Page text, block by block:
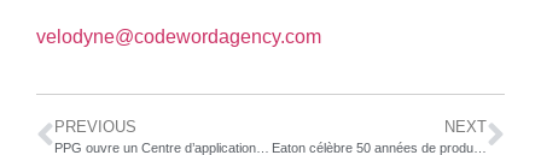
velodyne@codewordagency.com
PREVIOUS NEXT
Eaton célèbre 50 années de production de différentiels MLocker®